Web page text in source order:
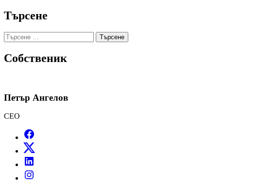
Търсене
Търсене
за:
Собственик
Петър Ангелов
CEO